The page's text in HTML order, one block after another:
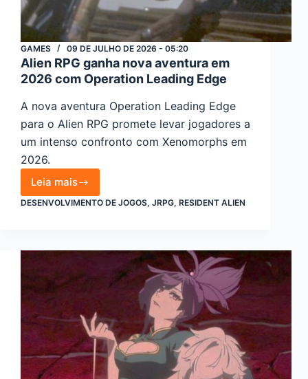
GAMES 09 DE JULHO DE 2026 - 05:20
Alien RPG ganha nova aventura em
2026 com Operation Leading Edge
A nova aventura Operation Leading Edge
para o Alien RPG promete levar jogadores a
um intenso confronto com Xenomorphs em
2026.
Leia mais
Alien
RPG
aventura
2026
Operation
Leading
Edge
DESENVOLVIMENTO DE JOGOS, JRPG, RESIDENT ALIEN